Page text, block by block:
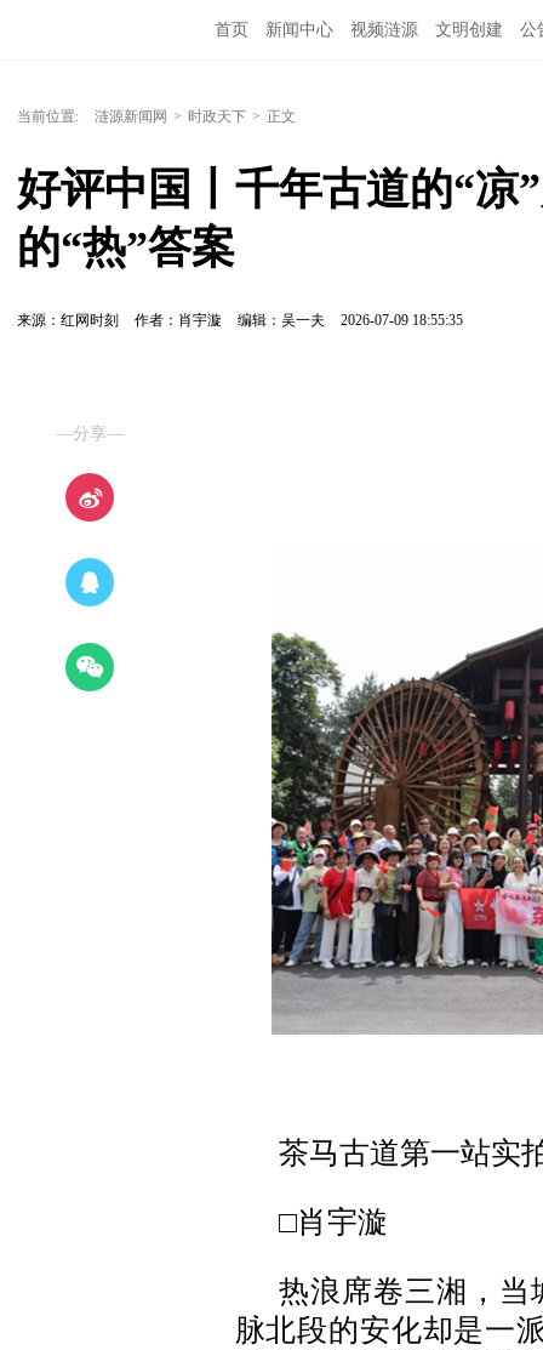
首页 新闻中心 视频涟源 文明创建 公
当前位置: 涟源新闻网 > 时政天下 > 正文
好评中国丨千年古道的“凉
的“热”答案
来源：红网时刻 作者：肖宇漩 编辑：吴一夫 2026-07-09 18:55:35
—分享—
茶马古道第一站实
□肖宇漩
热浪席卷三湘，当
脉北段的安化却是一